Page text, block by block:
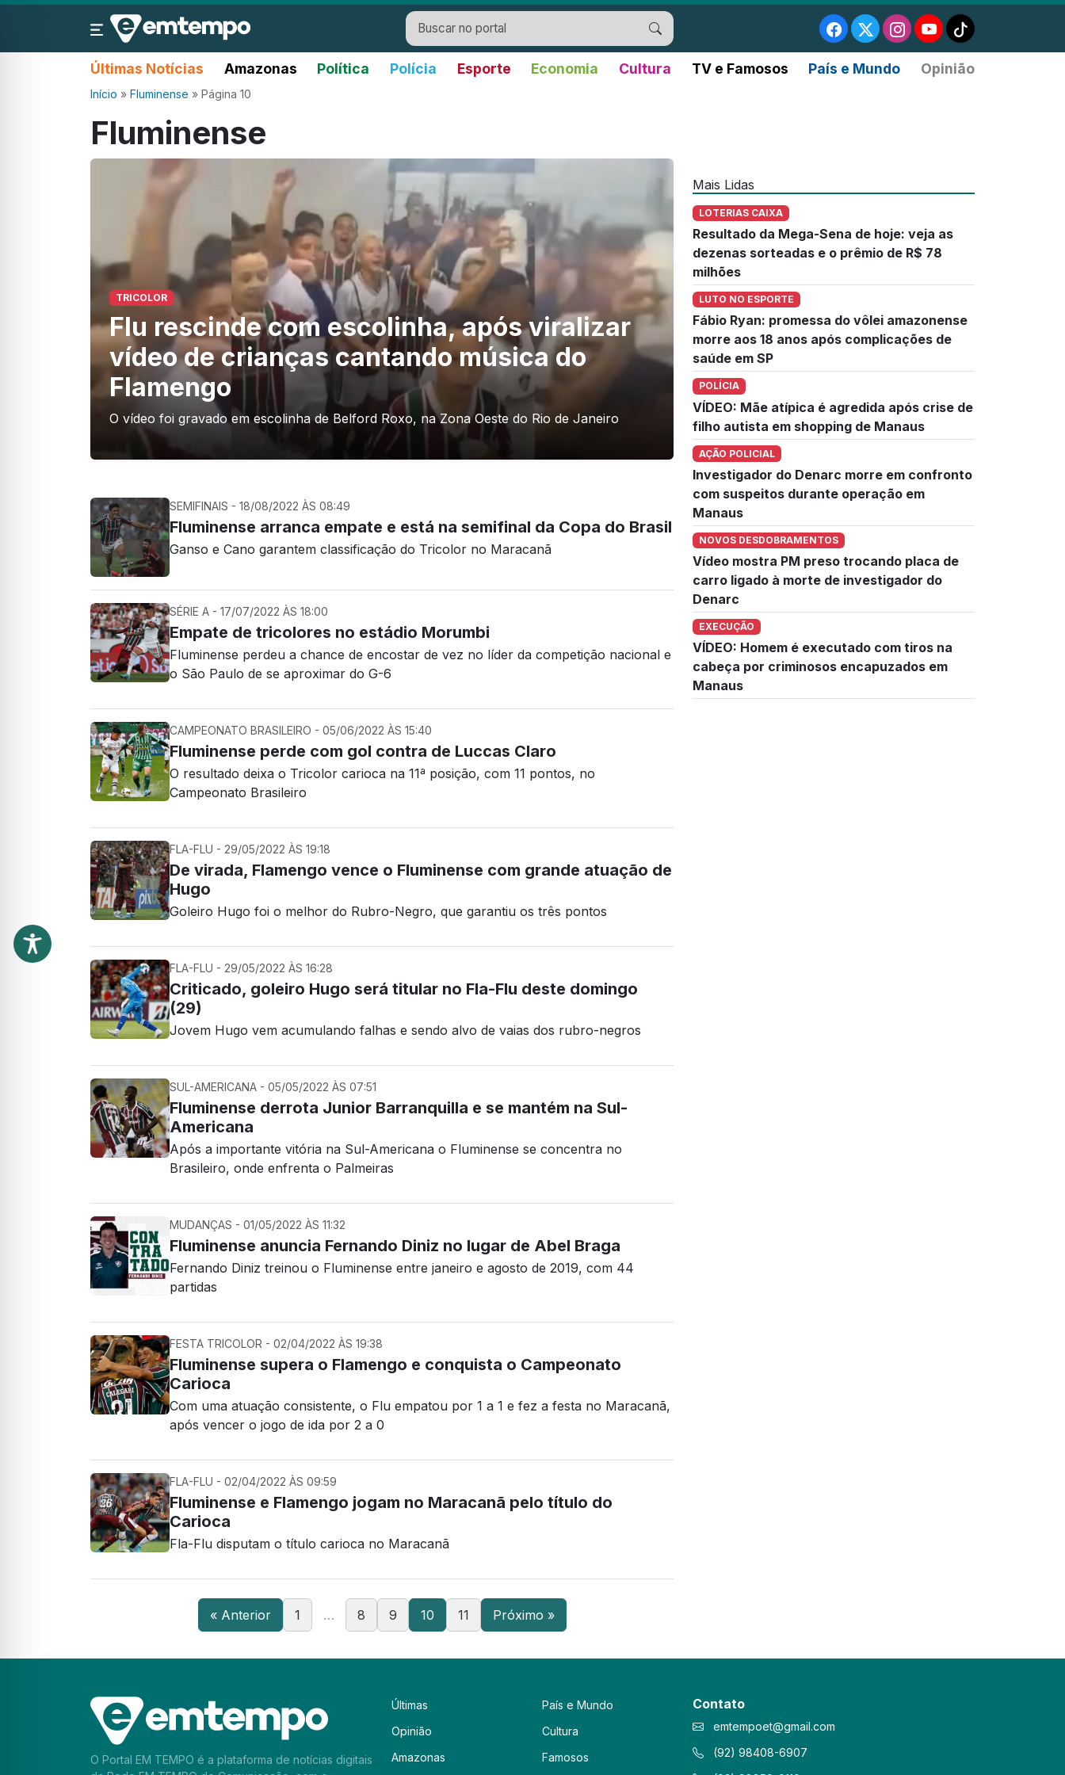
Últimas Notícias Amazonas Política Polícia Esporte Economia Cultura TV e Famosos País e Mundo Opinião
Início » Fluminense » Página 10
Fluminense
TRICOLOR
Flu rescinde com escolinha, após viralizar
vídeo de crianças cantando música do
Flamengo
O vídeo foi gravado em escolinha de Belford Roxo, na Zona Oeste do Rio de Janeiro
SEMIFINAIS - 18/08/2022 ÀS 08:49
Fluminense arranca empate e está na semifinal da Copa do Brasil
Ganso e Cano garantem classificação do Tricolor no Maracanã
SÉRIE A - 17/07/2022 ÀS 18:00
Empate de tricolores no estádio Morumbi
Fluminense perdeu a chance de encostar de vez no líder da competição nacional e
o São Paulo de se aproximar do G-6
CAMPEONATO BRASILEIRO - 05/06/2022 ÀS 15:40
Fluminense perde com gol contra de Luccas Claro
O resultado deixa o Tricolor carioca na 11ª posição, com 11 pontos, no
Campeonato Brasileiro
FLA-FLU - 29/05/2022 ÀS 19:18
De virada, Flamengo vence o Fluminense com grande atuação de
Hugo
Goleiro Hugo foi o melhor do Rubro-Negro, que garantiu os três pontos
FLA-FLU - 29/05/2022 ÀS 16:28
Criticado, goleiro Hugo será titular no Fla-Flu deste domingo
(29)
Jovem Hugo vem acumulando falhas e sendo alvo de vaias dos rubro-negros
SUL-AMERICANA - 05/05/2022 ÀS 07:51
Fluminense derrota Junior Barranquilla e se mantém na Sul-
Americana
Após a importante vitória na Sul-Americana o Fluminense se concentra no
Brasileiro, onde enfrenta o Palmeiras
MUDANÇAS - 01/05/2022 ÀS 11:32
Fluminense anuncia Fernando Diniz no lugar de Abel Braga
Fernando Diniz treinou o Fluminense entre janeiro e agosto de 2019, com 44
partidas
FESTA TRICOLOR - 02/04/2022 ÀS 19:38
Fluminense supera o Flamengo e conquista o Campeonato
Carioca
Com uma atuação consistente, o Flu empatou por 1 a 1 e fez a festa no Maracanã,
após vencer o jogo de ida por 2 a 0
FLA-FLU - 02/04/2022 ÀS 09:59
Fluminense e Flamengo jogam no Maracanã pelo título do
Carioca
Fla-Flu disputam o título carioca no Maracanã
« Anterior 1 … 8 9 10 11 Próximo »
Mais Lidas
LOTERIAS CAIXA
Resultado da Mega-Sena de hoje: veja as
dezenas sorteadas e o prêmio de R$ 78
milhões
LUTO NO ESPORTE
Fábio Ryan: promessa do vôlei amazonense
morre aos 18 anos após complicações de
saúde em SP
POLÍCIA
VÍDEO: Mãe atípica é agredida após crise de
filho autista em shopping de Manaus
AÇÃO POLICIAL
Investigador do Denarc morre em confronto
com suspeitos durante operação em
Manaus
NOVOS DESDOBRAMENTOS
Vídeo mostra PM preso trocando placa de
carro ligado à morte de investigador do
Denarc
EXECUÇÃO
VÍDEO: Homem é executado com tiros na
cabeça por criminosos encapuzados em
Manaus
O Portal EM TEMPO é a plataforma de notícias digitais
Últimas
Opinião
Amazonas
País e Mundo
Cultura
Famosos
Contato
emtempoet@gmail.com
(92) 98408-6907